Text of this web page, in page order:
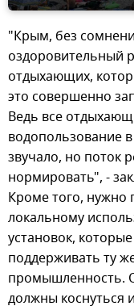
"Крым, без
оздоровительный
отдыхающих,
это совершенно
Ведь все
водопользование
звучало, но поток
нормировать", -
Кроме того, нужно
локальному
установок,
поддерживать ту
промышленность.
должны коснуться